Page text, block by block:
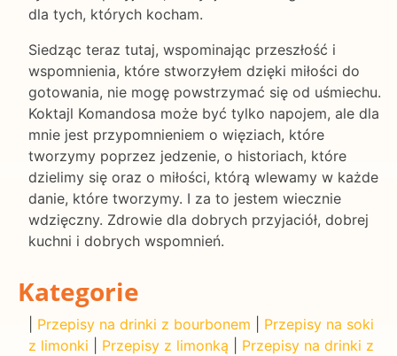
dla tych, których kocham.
Siedząc teraz tutaj, wspominając przeszłość i
wspomnienia, które stworzyłem dzięki miłości do
gotowania, nie mogę powstrzymać się od uśmiechu.
Koktajl Komandosa może być tylko napojem, ale dla
mnie jest przypomnieniem o więziach, które
tworzymy poprzez jedzenie, o historiach, które
dzielimy się oraz o miłości, którą wlewamy w każde
danie, które tworzymy. I za to jestem wiecznie
wdzięczny. Zdrowie dla dobrych przyjaciół, dobrej
kuchni i dobrych wspomnień.
Kategorie
Przepisy na drinki z bourbonem
Przepisy na soki
z limonki
Przepisy z limonką
Przepisy na drinki z